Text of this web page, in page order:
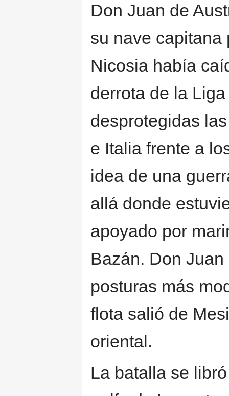
Don Juan de
su nave capitana
Nicosia había
derrota de la
desprotegidas
e Italia frente a
idea de una
allá donde
apoyado por
Bazán. Don
posturas más
flota salió de
oriental.
La batalla se